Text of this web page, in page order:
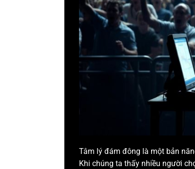
Tâm lý đám đông là một bản
Khi chúng ta thấy nhiều người